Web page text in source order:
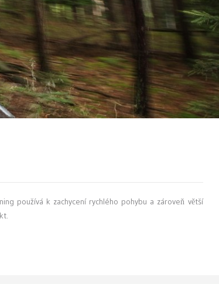
používá k zachycení rychlého pohybu a zároveň větší